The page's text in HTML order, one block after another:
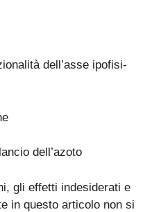
dell’asse ipofisi-
dell’azoto
gli effetti indesiderati e
in questo articolo non si